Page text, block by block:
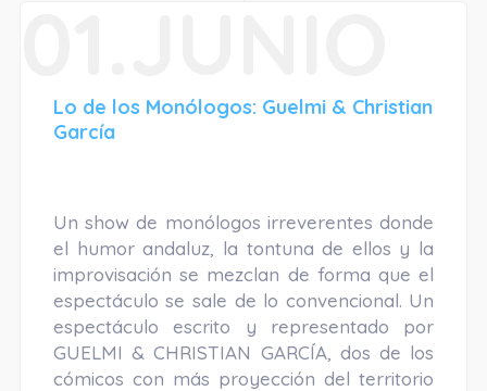
Lo de los Monólogos: Guelmi & Christian
García
Un show de monólogos irreverentes donde
el humor andaluz, la tontuna de ellos y la
improvisación se mezclan de forma que el
espectáculo se sale de lo convencional. Un
espectáculo escrito y representado por
GUELMI & CHRISTIAN GARCÍA, dos de los
cómicos con más proyección del territorio